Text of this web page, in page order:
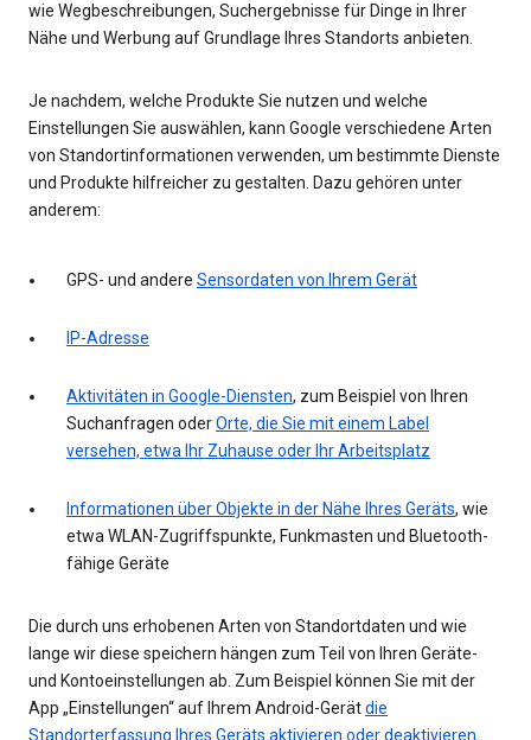
wie Wegbeschreibungen, Suchergebnisse für Dinge in Ihrer
Nähe und Werbung auf Grundlage Ihres Standorts anbieten.
Je nachdem, welche Produkte Sie nutzen und welche
Einstellungen Sie auswählen, kann Google verschiedene Arten
von Standortinformationen verwenden, um bestimmte Dienste
und Produkte hilfreicher zu gestalten. Dazu gehören unter
anderem:
GPS- und andere Sensordaten von Ihrem Gerät
IP-Adresse
Aktivitäten in Google-Diensten, zum Beispiel von Ihren
Suchanfragen oderOrte, die Sie mit einem Label
versehen, etwa Ihr Zuhause oder Ihr Arbeitsplatz
Informationen über Objekte in der Nähe Ihres Geräts, wie
etwa WLAN-Zugriffspunkte, Funkmasten und Bluetooth-
fähige Geräte
Die durch uns erhobenen Arten von Standortdaten und wie
lange wir diese speichern hängen zum Teil von Ihren Geräte-
und Kontoeinstellungen ab. Zum Beispiel können Sie mit der
App „Einstellungen“ auf Ihrem Android-Gerätdie
Standorterfassung Ihres Geräts aktivieren oder deaktivieren